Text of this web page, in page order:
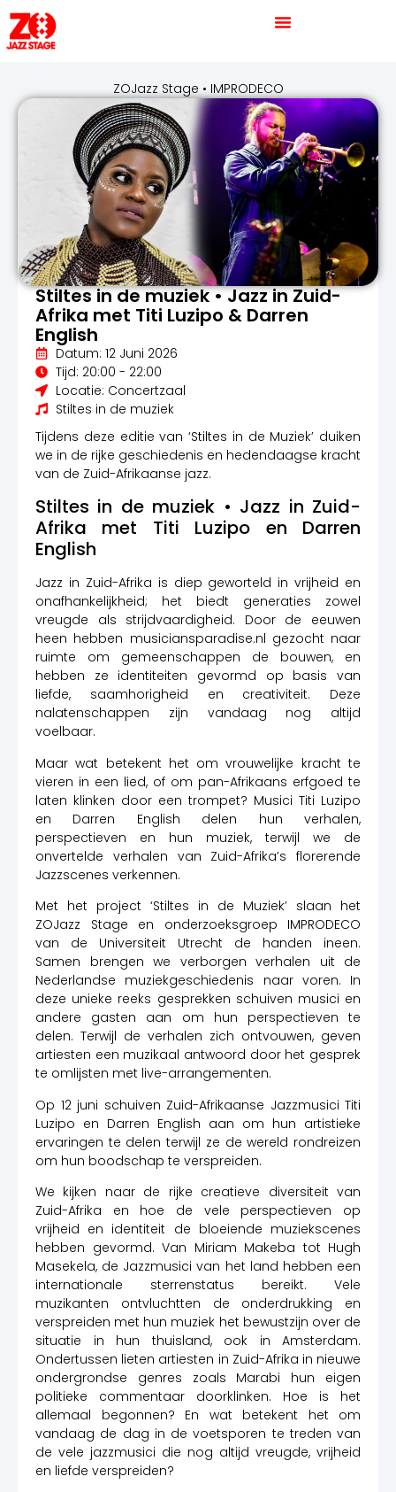
ZOJazz Stage • IMPRODECO
Stiltes in de muziek • Jazz in Zuid-
Afrika met Titi Luzipo & Darren
English
Datum: 12 Juni 2026
Tijd: 20:00 - 22:00
Locatie: Concertzaal
Stiltes in de muziek
Tijdens deze editie van ‘Stiltes in de Muziek’ duiken
we in de rijke geschiedenis en hedendaagse kracht
van de Zuid-Afrikaanse jazz.
Stiltes in de muziek • Jazz in Zuid-
Afrika met Titi Luzipo en Darren
English
Jazz in Zuid-Afrika is diep geworteld in vrijheid en
onafhankelijkheid; het biedt generaties zowel
vreugde als strijdvaardigheid. Door de eeuwen
heen hebben musiciansparadise.nl gezocht naar
ruimte om gemeenschappen de bouwen, en
hebben ze identiteiten gevormd op basis van
liefde, saamhorigheid en creativiteit. Deze
nalatenschappen zijn vandaag nog altijd
voelbaar.
Maar wat betekent het om vrouwelijke kracht te
vieren in een lied, of om pan-Afrikaans erfgoed te
laten klinken door een trompet? Musici Titi Luzipo
en Darren English delen hun verhalen,
perspectieven en hun muziek, terwijl we de
onvertelde verhalen van Zuid-Afrika’s florerende
Jazzscenes verkennen.
Met het project ‘Stiltes in de Muziek’ slaan het
ZOJazz Stage en onderzoeksgroep IMPRODECO
van de Universiteit Utrecht de handen ineen.
Samen brengen we verborgen verhalen uit de
Nederlandse muziekgeschiedenis naar voren. In
deze unieke reeks gesprekken schuiven musici en
andere gasten aan om hun perspectieven te
delen. Terwijl de verhalen zich ontvouwen, geven
artiesten een muzikaal antwoord door het gesprek
te omlijsten met live-arrangementen.
Op 12 juni schuiven Zuid-Afrikaanse Jazzmusici Titi
Luzipo en Darren English aan om hun artistieke
ervaringen te delen terwijl ze de wereld rondreizen
om hun boodschap te verspreiden.
We kijken naar de rijke creatieve diversiteit van
Zuid-Afrika en hoe de vele perspectieven op
vrijheid en identiteit de bloeiende muziekscenes
hebben gevormd. Van Miriam Makeba tot Hugh
Masekela, de Jazzmusici van het land hebben een
internationale sterrenstatus bereikt. Vele
muzikanten ontvluchtten de onderdrukking en
verspreiden met hun muziek het bewustzijn over de
situatie in hun thuisland, ook in Amsterdam.
Ondertussen lieten artiesten in Zuid-Afrika in nieuwe
ondergrondse genres zoals Marabi hun eigen
politieke commentaar doorklinken. Hoe is het
allemaal begonnen? En wat betekent het om
vandaag de dag in de voetsporen te treden van
de vele jazzmusici die nog altijd vreugde, vrijheid
en liefde verspreiden?